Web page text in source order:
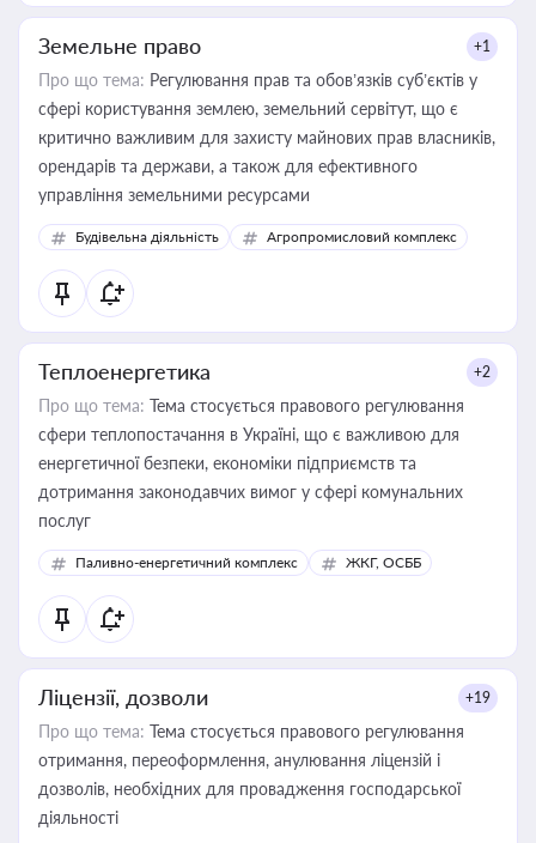
Земельне право +1
Про що тема: Регулювання прав та обов’язків суб’єктів у
сфері користування землею, земельний сервітут, що є
критично важливим для захисту майнових прав власників,
орендарів та держави, а також для ефективного
управління земельними ресурсами
Будівельна діяльність Агропромисловий комплекс
Теплоенергетика +2
Про що тема: Тема стосується правового регулювання
сфери теплопостачання в Україні, що є важливою для
енергетичної безпеки, економіки підприємств та
дотримання законодавчих вимог у сфері комунальних
послуг
Паливно-енергетичний комплекс ЖКГ, ОСББ
Ліцензії, дозволи +19
Про що тема: Тема стосується правового регулювання
отримання, переоформлення, анулювання ліцензій і
дозволів, необхідних для провадження господарської
діяльності